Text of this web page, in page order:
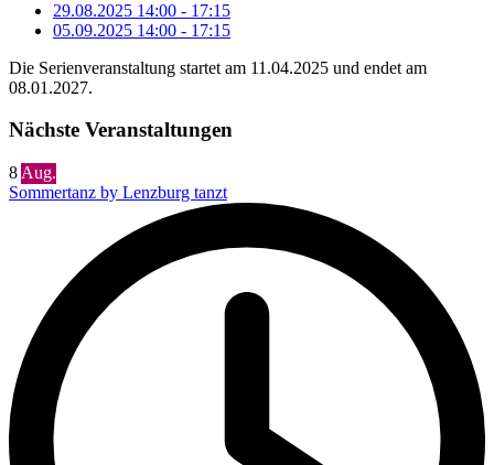
29.08.2025 14:00 - 17:15
05.09.2025 14:00 - 17:15
Die Serienveranstaltung startet am 11.04.2025 und endet am
08.01.2027.
Nächste Veranstaltungen
8 Aug.
Sommertanz by Lenzburg tanzt